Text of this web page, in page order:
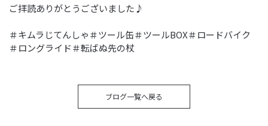
ご拝読ありがとうございました♪
＃キムラじてんしゃ＃ツール缶＃ツールBOX＃ロードバイク
＃ロングライド＃転ばぬ先の杖
ブログ一覧へ戻る